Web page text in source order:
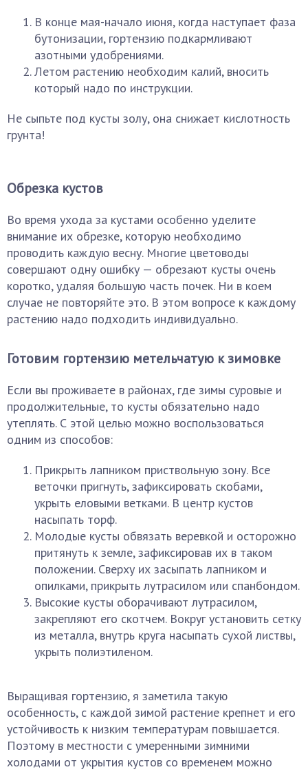
В конце мая-начало июня, когда наступает фаза
бутонизации, гортензию подкармливают
азотными удобрениями.
Летом растению необходим калий, вносить
который надо по инструкции.
Не сыпьте под кусты золу, она снижает кислотность
грунта!
Обрезка кустов
Во время ухода за кустами особенно уделите
внимание их обрезке, которую необходимо
проводить каждую весну. Многие цветоводы
совершают одну ошибку — обрезают кусты очень
коротко, удаляя большую часть почек. Ни в коем
случае не повторяйте это. В этом вопросе к каждому
растению надо подходить индивидуально.
Готовим гортензию метельчатую к зимовке
Если вы проживаете в районах, где зимы суровые и
продолжительные, то кусты обязательно надо
утеплять. С этой целью можно воспользоваться
одним из способов:
Прикрыть лапником приствольную зону. Все
веточки пригнуть, зафиксировать скобами,
укрыть еловыми ветками. В центр кустов
насыпать торф.
Молодые кусты обвязать веревкой и осторожно
притянуть к земле, зафиксировав их в таком
положении. Сверху их засыпать лапником и
опилками, прикрыть лутрасилом или спанбондом.
Высокие кусты оборачивают лутрасилом,
закрепляют его скотчем. Вокруг установить сетку
из металла, внутрь круга насыпать сухой листвы,
укрыть полиэтиленом.
Выращивая гортензию, я заметила такую
особенность, с каждой зимой растение крепнет и его
устойчивость к низким температурам повышается.
Поэтому в местности с умеренными зимними
холодами от укрытия кустов со временем можно